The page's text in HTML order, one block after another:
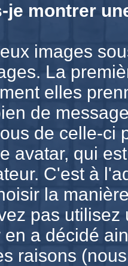
je montrer
images
La
elles
de
de celle-ci
avatar, qui
C'est à
la
pas
a décidé
raisons